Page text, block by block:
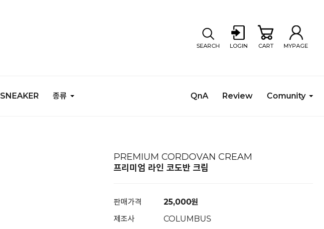
SEARCH LOGIN CART MYPAGE
SNEAKER 종류 QnA Review Comunity
PREMIUM CORDOVAN CREAM
프리미엄 라인 코도반 크림
판매가격 25,000원
제조사
COLUMBUS